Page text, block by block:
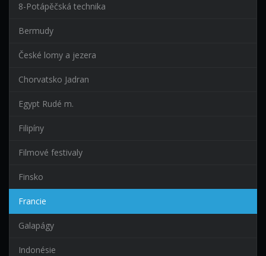
8-Potápěčská technika
Bermudy
České lomy a jezera
Chorvatsko Jadran
Egypt Rudé m.
Filipíny
Filmové festivaly
Finsko
Francie
Galapágy
Indonésie